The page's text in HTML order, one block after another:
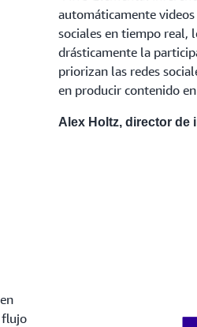
automáticamente
sociales en tiempo real,
drásticamente la
priorizan las redes
en producir contenido
Alex Holtz, director de
flujo